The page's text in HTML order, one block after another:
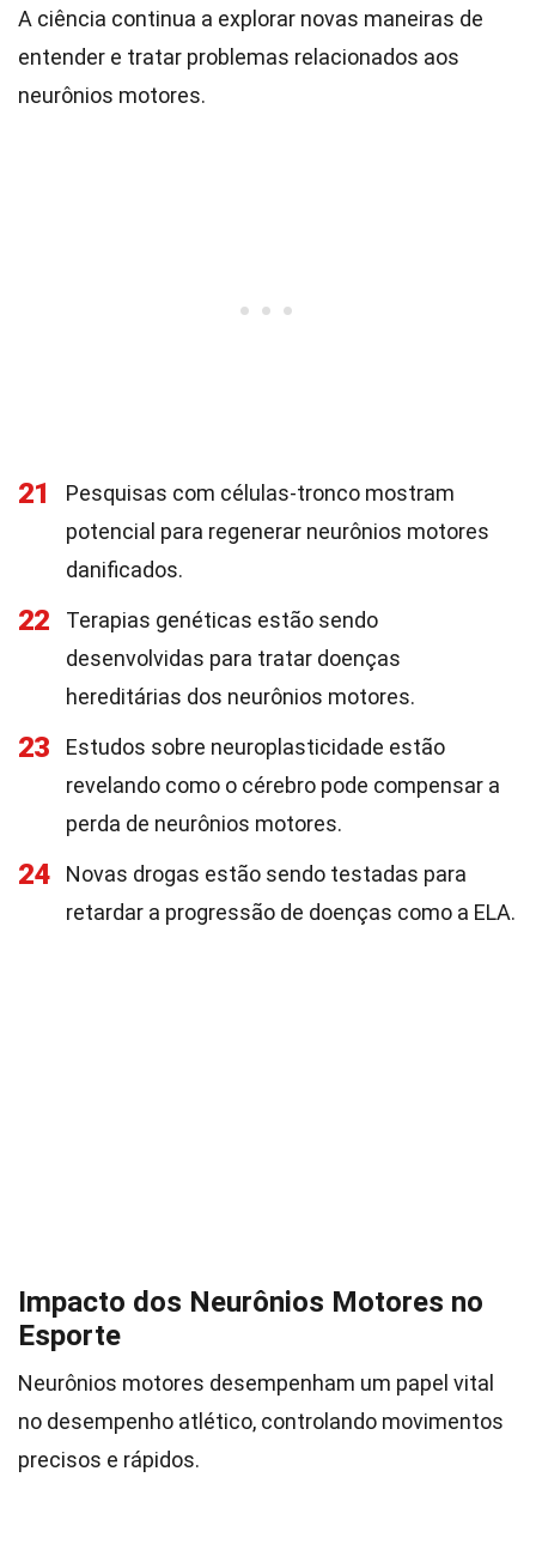
A ciência continua a explorar novas maneiras de
entender e tratar problemas relacionados aos
neurônios motores.
21
Pesquisas com células-tronco mostram
potencial para regenerar neurônios motores
danificados.
22
Terapias genéticas estão sendo
desenvolvidas para tratar doenças
hereditárias dos neurônios motores.
23
Estudos sobre neuroplasticidade estão
revelando como o cérebro pode compensar a
perda de neurônios motores.
24
Novas drogas estão sendo testadas para
retardar a progressão de doenças como a ELA.
Impacto dos Neurônios Motores no
Esporte
Neurônios motores desempenham um papel vital
no desempenho atlético, controlando movimentos
precisos e rápidos.